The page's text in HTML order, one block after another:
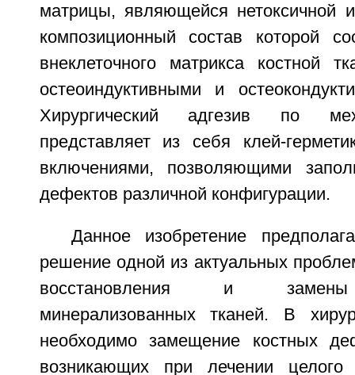
матрицы, являющейся нетоксичной
композиционный состав которой
внеклеточного матрикса костной
остеоиндуктивными и
Хирургический адгезив по
представляет из себя клей-
включениями, позволяющими
дефектов различной конфигурации.
Данное изобретение
решение одной из актуальных
восстановления и замены
минерализованных тканей. В
необходимо замещение костных
возникающих при лечении целого